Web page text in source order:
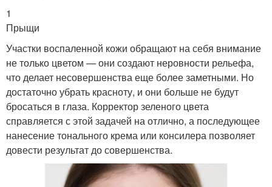
1
Прыщи
Участки воспаленной кожи обращают на себя внимание
не только цветом — они создают неровности рельефа,
что делает несовершенства еще более заметными. Но
достаточно убрать красноту, и они больше не будут
бросаться в глаза. Корректор зеленого цвета
справляется с этой задачей на отлично, а последующее
нанесение тонального крема или консилера позволяет
довести результат до совершенства.